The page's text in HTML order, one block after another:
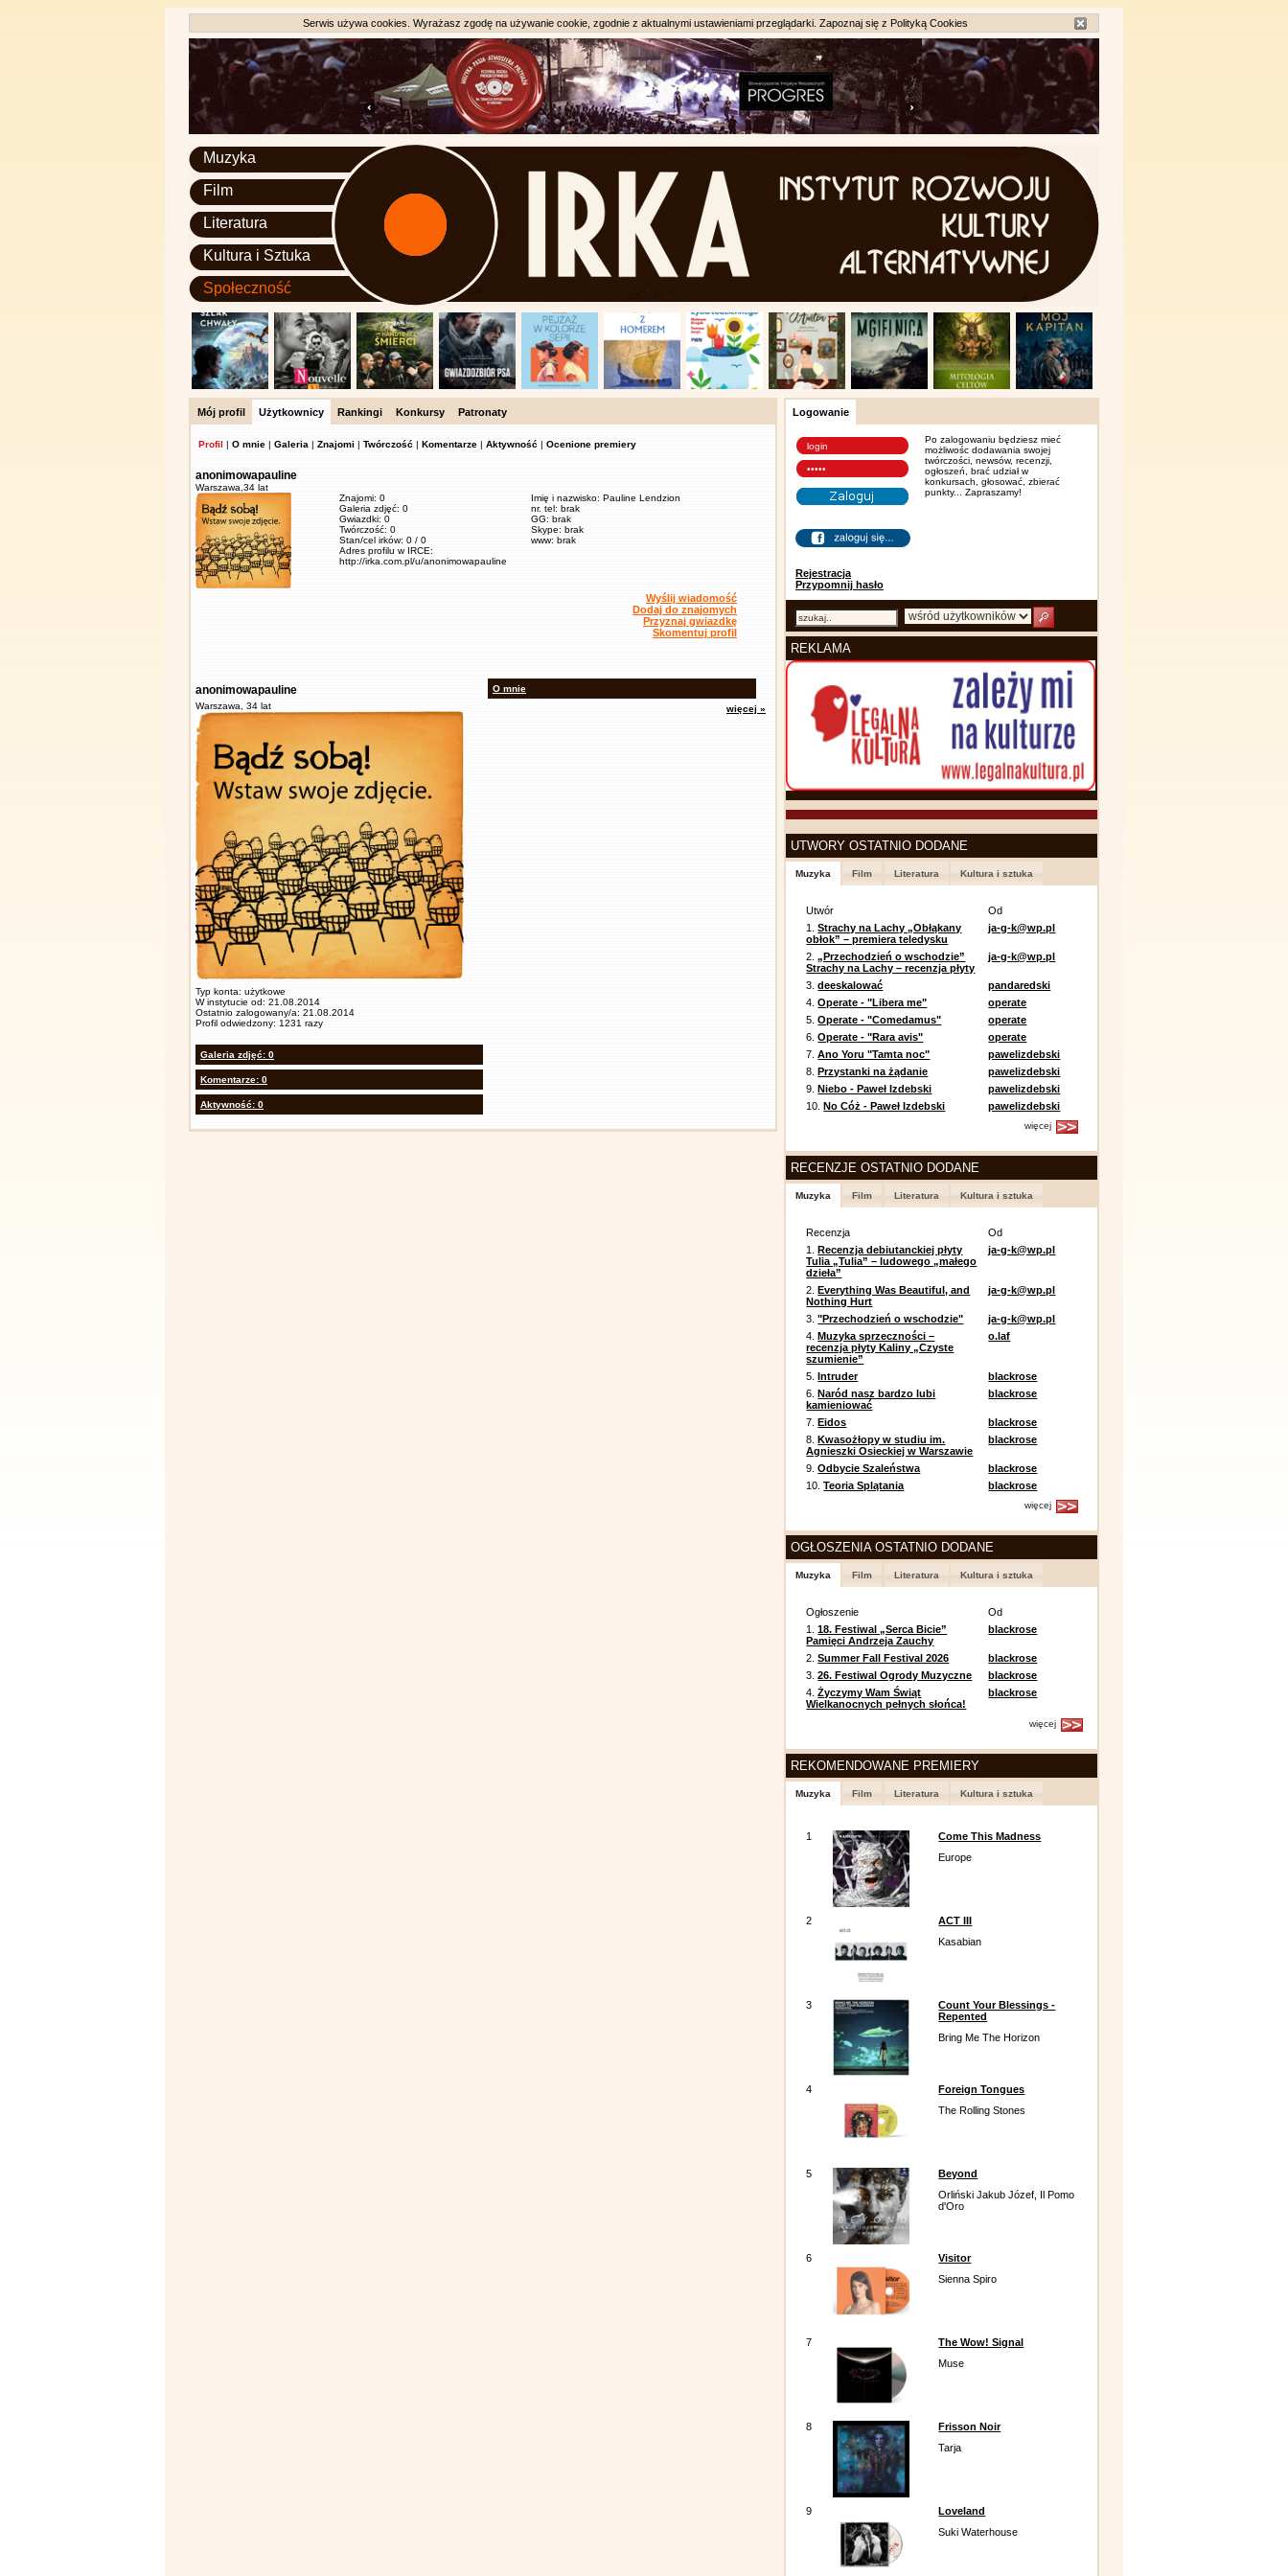
Serwis używa cookies. Wyrażasz zgodę na używanie cookie, zgodnie z aktualnymi ustawieniami przeglądarki. Zapoznaj się z Polityką Cookies
Muzyka
Film
Literatura
Kultura i Sztuka
Społeczność
Mój profil Użytkownicy Rankingi Konkursy Patronaty
Profil | O mnie | Galeria | Znajomi | Twórczość | Komentarze | Aktywność | Ocenione premiery
anonimowapauline
Warszawa, 34 lat
Znajomi: 0
Galeria zdjęć: 0
Gwiazdki: 0
Twórczość: 0
Stan/cel irków: 0 / 0
Adres profilu w IRCE:
http://irka.com.pl/u/anonimowapauline
Imię i nazwisko: Pauline Lendzion
nr. tel: brak
GG: brak
Skype: brak
www: brak
Wyślij wiadomość
Dodaj do znajomych
Przyznaj gwiazdkę
Skomentuj profil
anonimowapauline
Warszawa, 34 lat
Typ konta: użytkowe
W instytucie od: 21.08.2014
Ostatnio zalogowany/a: 21.08.2014
Profil odwiedzony: 1231 razy
Galeria zdjęć: 0
Komentarze: 0
Aktywność: 0
O mnie
więcej »
Logowanie
Rejestracja
Przypomnij hasło
Po zalogowaniu będziesz mieć
możliwośc dodawania swojej
twórczości, newsów, recenzji,
ogłoszeń, brać udział w
konkursach, głosować, zbierać
punkty... Zapraszamy!
REKLAMA
UTWORY OSTATNIO DODANE
Muzyka Film Literatura Kultura i sztuka
Utwór
Od
1.Strachy na Lachy „Obłąkany
obłok” – premiera teledysku
ja-g-k@wp.pl
2.„Przechodzień o wschodzie”
Strachy na Lachy – recenzja płyty
ja-g-k@wp.pl
3.deeskalować
pandaredski
4.Operate - "Libera me"
operate
5.Operate - "Comedamus"
operate
6.Operate - "Rara avis"
operate
7.Ano Yoru "Tamta noc"
pawelizdebski
8.Przystanki na żądanie
pawelizdebski
9.Niebo - Paweł Izdebski
pawelizdebski
10.No Cóż - Paweł Izdebski pawelizdebski
więcej
RECENZJE OSTATNIO DODANE
Muzyka Film Literatura Kultura i sztuka
Recenzja
Od
1.Recenzja debiutanckiej płyty
Tulia „Tulia” – ludowego „małego
dzieła”
ja-g-k@wp.pl
2.Everything Was Beautiful, and
Nothing Hurt
ja-g-k@wp.pl
3."Przechodzień o wschodzie"
ja-g-k@wp.pl
4.Muzyka sprzeczności –
recenzja płyty Kaliny „Czyste
szumienie”
o.laf
5.Intruder
blackrose
6.Naród nasz bardzo lubi
kamieniować
blackrose
7.Eidos
blackrose
8.Kwasożłopy w studiu im.
Agnieszki Osieckiej w Warszawie
blackrose
9.Odbycie Szaleństwa
blackrose
10.Teoria Splątania blackrose
więcej
OGŁOSZENIA OSTATNIO DODANE
Muzyka Film Literatura Kultura i sztuka
Ogłoszenie
Od
1.18. Festiwal „Serca Bicie”
Pamięci Andrzeja Zauchy
blackrose
2.Summer Fall Festival 2026
blackrose
3.26. Festiwal Ogrody Muzyczne
blackrose
4.Życzymy Wam Świąt
Wielkanocnych pełnych słońca!
blackrose
więcej
REKOMENDOWANE PREMIERY
Muzyka Film Literatura Kultura i sztuka
1
Come This Madness
Europe
2
ACT III
Kasabian
3
Count Your Blessings -
Repented
Bring Me The Horizon
4
Foreign Tongues
The Rolling Stones
5
Beyond
Orliński Jakub Józef, Il Pomo
d'Oro
6
Visitor
Sienna Spiro
7
The Wow! Signal
Muse
8
Frisson Noir
Tarja
9
Loveland
Suki Waterhouse